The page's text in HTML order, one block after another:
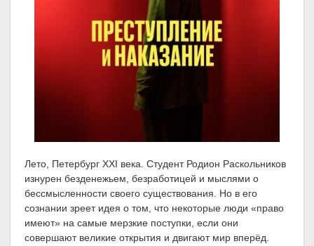
Лето, Петербург XXI века. Студент Родион Раскольников
изнурен безденежьем, безработицей и мыслями о
бессмысленности своего существования. Но в его
сознании зреет идея о том, что некоторые люди «право
имеют» на самые мерзкие поступки, если они
совершают великие открытия и двигают мир вперёд.